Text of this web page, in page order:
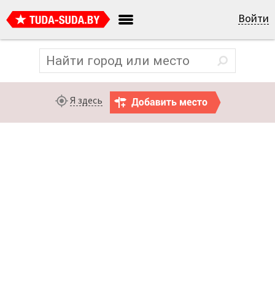
Войти
Я здесь